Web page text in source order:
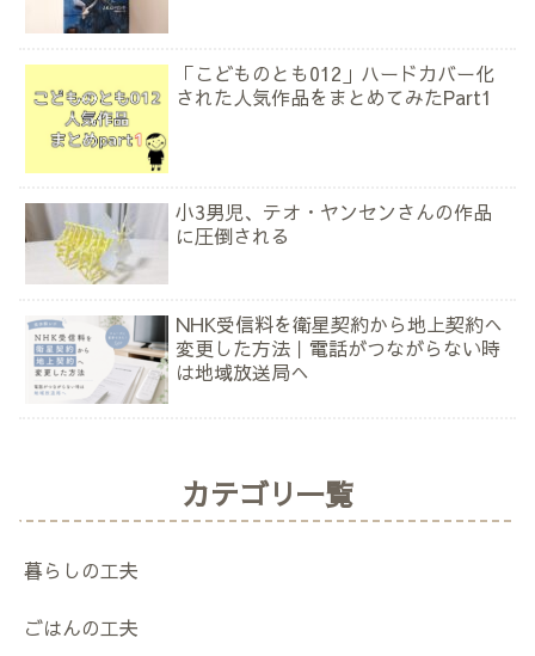
「こどものとも012」ハードカバー化
された人気作品をまとめてみたPart1
小3男児、テオ・ヤンセンさんの作品
に圧倒される
NHK受信料を衛星契約から地上契約へ
変更した方法｜電話がつながらない時
は地域放送局へ
カテゴリ一覧
暮らしの工夫
ごはんの工夫